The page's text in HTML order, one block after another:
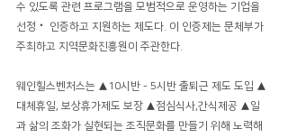
수 있도록 관련 프로그램을 모범적으로 운영하는 기업을
선정‧ 인증하고 지원하는 제도다. 이 인증제는 문체부가
주최하고 지역문화진흥원이 주관한다.
웨인힐스벤처스는 ▲10시반 - 5시반 출퇴근 제도 도입 ▲
대체휴일, 보상휴가제도 보장 ▲점심식사,간식제공 ▲일
과 삶의 조화가 실현되는 조직문화를 만들기 위해 노력해